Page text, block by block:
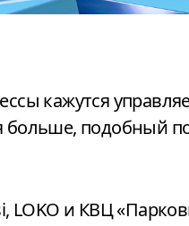
больше, подобный
LOKO и КВЦ